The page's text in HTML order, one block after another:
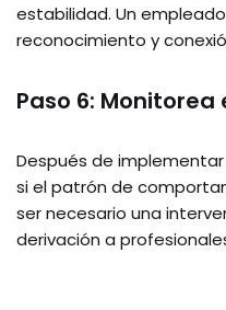
estabilidad. Un
reconocimiento y
Paso 6: Monitorea
Después de
si el patrón de
ser necesario una
derivación a